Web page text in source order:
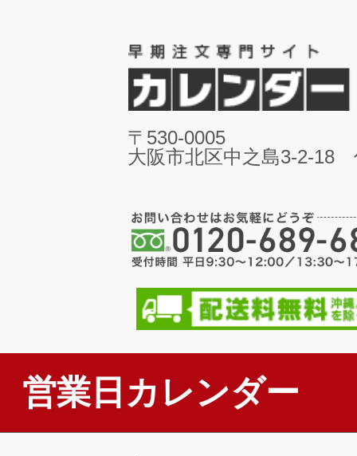
〒530-0005
大阪市北区中之島3-2-18
営業日カレンダー